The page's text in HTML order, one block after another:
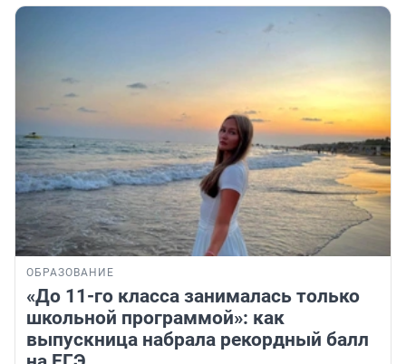
ОБРАЗОВАНИЕ
«До 11-го класса занималась только
школьной программой»: как
выпускница набрала рекордный балл